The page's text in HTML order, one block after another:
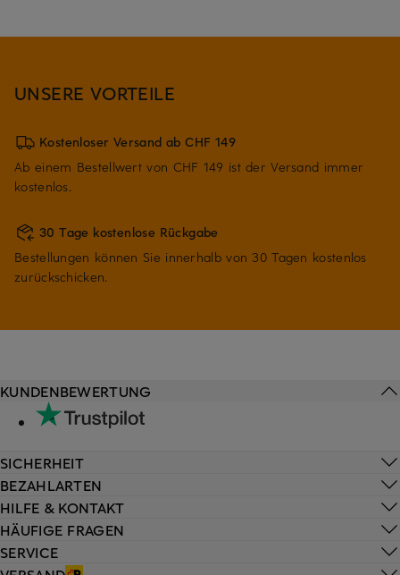
UNSERE VORTEILE
Kostenloser Versand ab CHF 149
Ab einem Bestellwert von CHF 149 ist der Versand immer
kostenlos.
30 Tage kostenlose Rückgabe
Bestellungen können Sie innerhalb von 30 Tagen kostenlos
zurückschicken.
HILFE & KONTAKT
HÄUFIGE FRAGEN
SERVICE
KUNDENBEWERTUNG
SICHERHEIT
BEZAHLARTEN